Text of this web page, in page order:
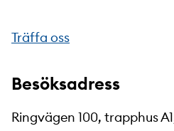
Träffa oss
Besöksadress
Ringvägen 100, trapphus